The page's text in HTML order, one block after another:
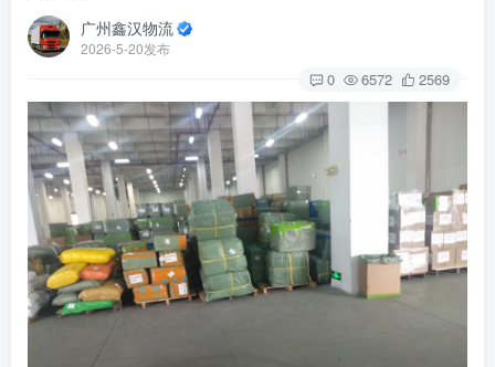
广州鑫汉物流
2026-5-20发布
0 6572 2569